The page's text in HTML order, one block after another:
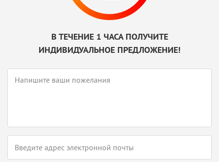
В ТЕЧЕНИЕ 1 ЧАСА ПОЛУЧИТЕ
ИНДИВИДУАЛЬНОЕ ПРЕДЛОЖЕНИЕ!